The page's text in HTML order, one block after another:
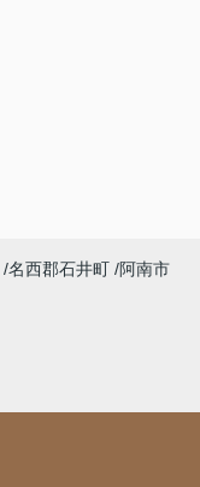
名西郡石井町
阿南市